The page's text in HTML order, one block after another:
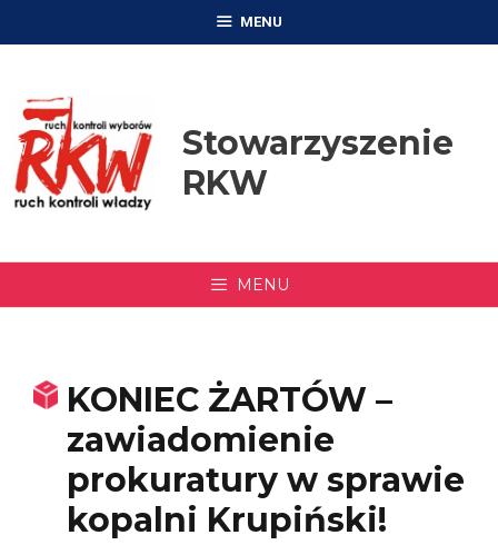
MENU
Stowarzyszenie
RKW
MENU
KONIEC ŻARTÓW –
zawiadomienie
prokuratury w sprawie
kopalni Krupiński!